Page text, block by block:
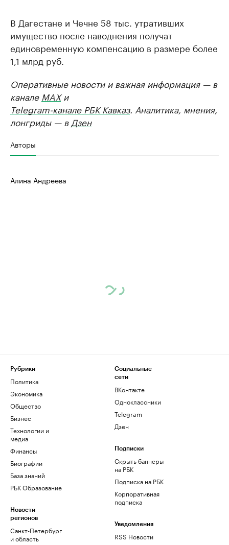
В Дагестане и Чечне 58 тыс. утративших
имущество после наводнения получат
единовременную компенсацию в размере более
1,1 млрд руб.
Оперативные новости и важная информация — в
канале MAXи
Telegram-канале РБК Кавказ. Аналитика, мнения,
лонгриды — в Дзен
Авторы
Алина Андреева
Рубрики
Политика
Экономика
Общество
Бизнес
Технологии и
медиа
Финансы
Биографии
База знаний
РБК Образование
Новости
регионов
Санкт-Петербург
и область
Социальные
сети
ВКонтакте
Одноклассники
Telegram
Дзен
Подписки
Скрыть баннеры
на РБК
Подписка на РБК
Корпоративная
подписка
Уведомления
RSS Новости